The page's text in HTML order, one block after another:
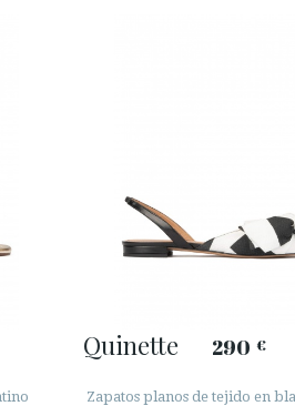
Quinette 290 €
Zapatos planos de tejido en